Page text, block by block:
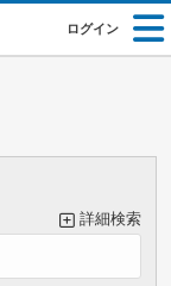
ログイン
詳細検索